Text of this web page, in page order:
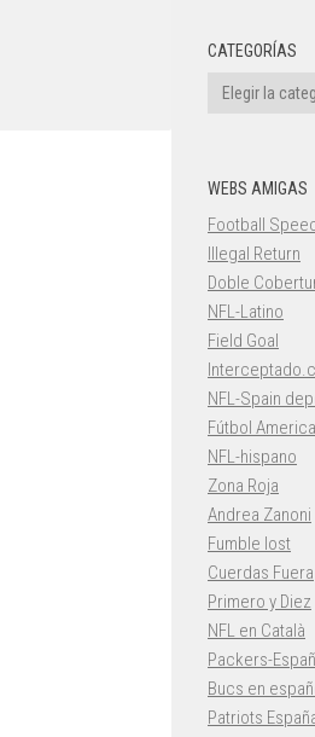
CATEGORÍAS
Categorías
WEBS AMIGAS
Football
Illegal Return
Doble
NFL-Latino
Field Goal
NFL-Spain
Fútbol
NFL-hispano
Zona Roja
Andrea Zanoni
Fumble lost
Cuerdas Fuera
Primero y Diez
NFL en Català
Packers-
Bucs en
Patriots